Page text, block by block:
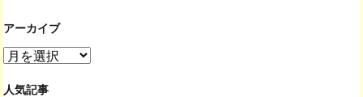
アーカイブ
ア
カ
人気記事